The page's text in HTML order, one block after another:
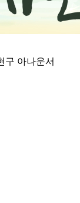
구 아나운서